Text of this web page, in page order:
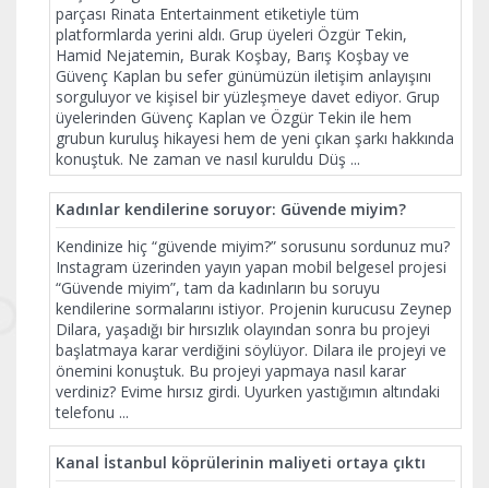
parçası Rinata Entertainment etiketiyle tüm
platformlarda yerini aldı. Grup üyeleri Özgür Tekin,
Hamid Nejatemin, Burak Koşbay, Barış Koşbay ve
Güvenç Kaplan bu sefer günümüzün iletişim anlayışını
sorguluyor ve kişisel bir yüzleşmeye davet ediyor. Grup
üyelerinden Güvenç Kaplan ve Özgür Tekin ile hem
grubun kuruluş hikayesi hem de yeni çıkan şarkı hakkında
konuştuk. Ne zaman ve nasıl kuruldu Düş ...
Kadınlar kendilerine soruyor: Güvende miyim?
Kendinize hiç “güvende miyim?” sorusunu sordunuz mu?
Instagram üzerinden yayın yapan mobil belgesel projesi
“Güvende miyim”, tam da kadınların bu soruyu
kendilerine sormalarını istiyor. Projenin kurucusu Zeynep
Dilara, yaşadığı bir hırsızlık olayından sonra bu projeyi
başlatmaya karar verdiğini söylüyor. Dilara ile projeyi ve
önemini konuştuk. Bu projeyi yapmaya nasıl karar
verdiniz? Evime hırsız girdi. Uyurken yastığımın altındaki
telefonu ...
Kanal İstanbul köprülerinin maliyeti ortaya çıktı